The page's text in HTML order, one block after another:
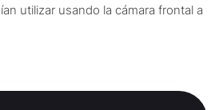
utilizar usando la cámara frontal a